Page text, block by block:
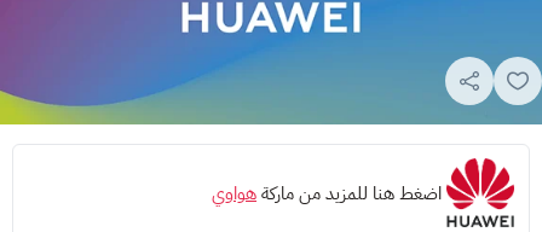
اضغط هنا للمزيد من ماركةهواوي